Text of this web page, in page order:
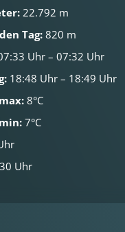
22.792 m
Tag: 820 m
Uhr – 07:32 Uhr
18:48 Uhr – 18:49 Uhr
8°C
7°C
Uhr